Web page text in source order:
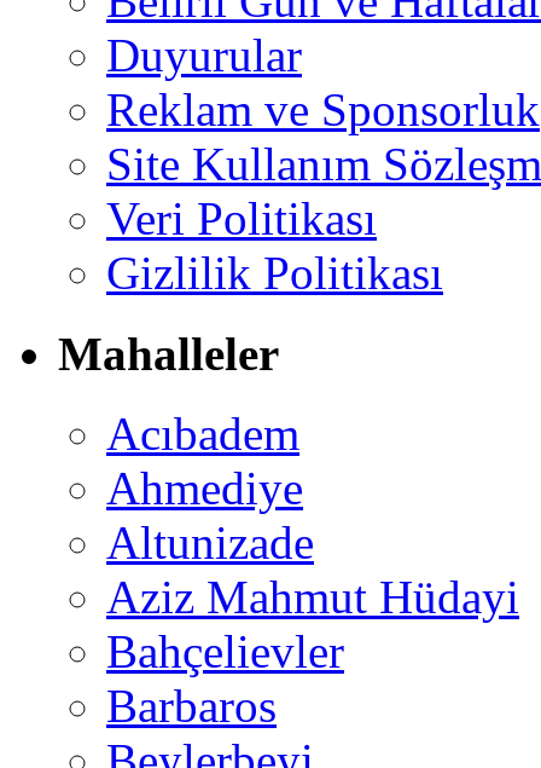
Duyurular
Reklam ve Sponsorluk
Site Kullanım
Veri Politikası
Gizlilik Politikası
Mahalleler
Acıbadem
Ahmediye
Altunizade
Aziz Mahmut Hüdayi
Bahçelievler
Barbaros